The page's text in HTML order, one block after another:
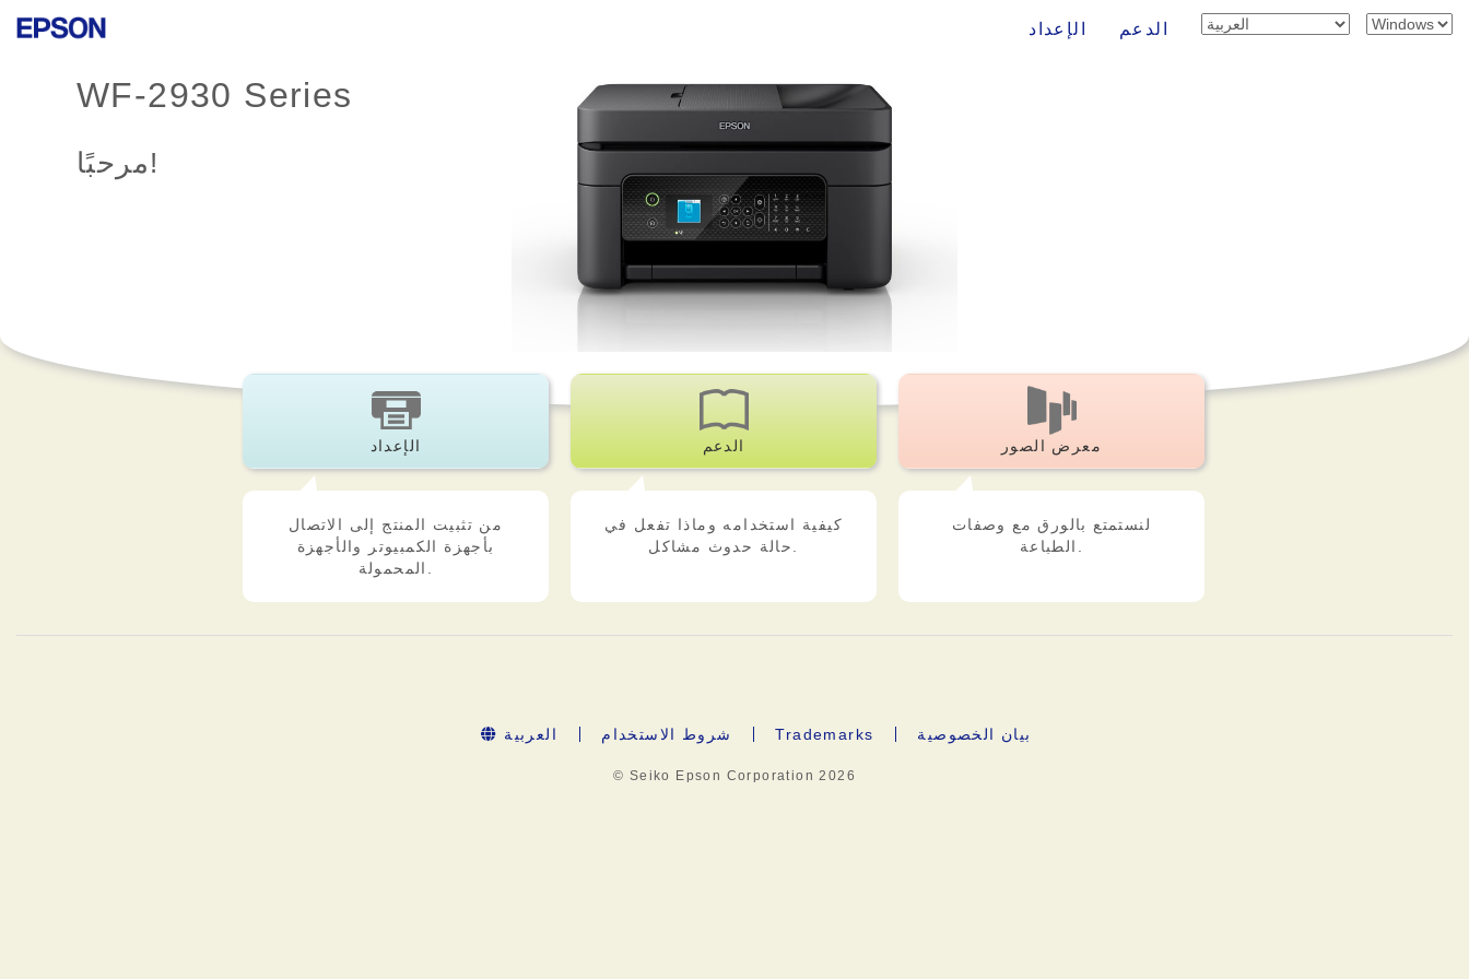
الإعداد الدعم
WF-2930 Series
مرحبًا!
الإعداد
من تثبيت المنتج إلى الاتصال
بأجهزة الكمبيوتر والأجهزة
الدعم
كيفية استخدامه وماذا تفعل في
معرض الصور
لنستمتع بالورق مع وصفات
العربية شروط الاستخدام Trademarks بيان الخصوصية
© Seiko Epson Corporation2026